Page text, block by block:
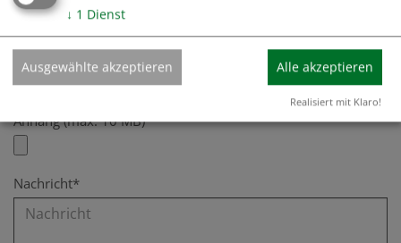
E-Mail*
Anhang (max. 10 MB)
Nachricht*
↓ 1 Dienst
Ausgewählte akzeptieren Alle akzeptieren
Realisiert mit Klaro!